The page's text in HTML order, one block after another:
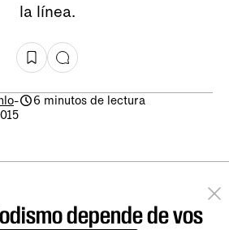
la línea.
-
6 minutos de lectura
depende de vos